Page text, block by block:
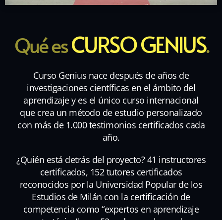
Qué esCURSO GENIUS.
Curso Genius nace después de años de
investigaciones científicas en el ámbito del
aprendizaje y es el único curso internacional
que crea un método de estudio personalizado
con más de 1.000 testimonios certificados cada
año.
¿Quién está detrás del proyecto? 41 instructores
certificados, 152 tutores certificados
reconocidos por la Universidad Popular de los
Estudios de Milán con la certificación de
competencia como “expertos en aprendizaje